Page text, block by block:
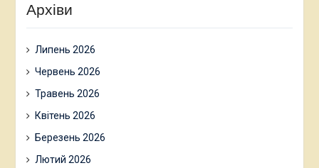
Архіви
Липень 2026
Червень 2026
Травень 2026
Квітень 2026
Березень 2026
Лютий 2026